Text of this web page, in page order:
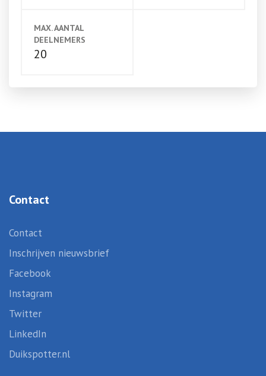
MAX. AANTAL
DEELNEMERS
20
Contact
Contact
Inschrijven nieuwsbrief
Facebook
Instagram
Twitter
LinkedIn
Duikspotter.nl